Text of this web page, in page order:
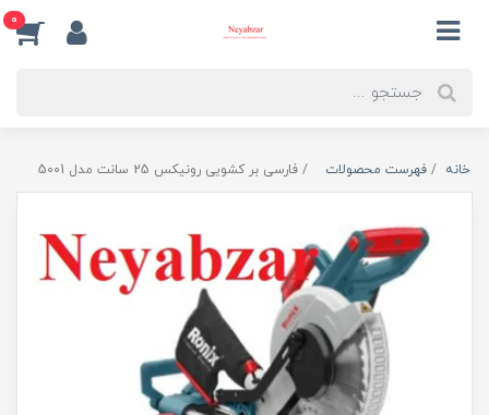
0
خانه فهرست محصولات فارسی بر کشویی رونیکس 25 سانت مدل 5001